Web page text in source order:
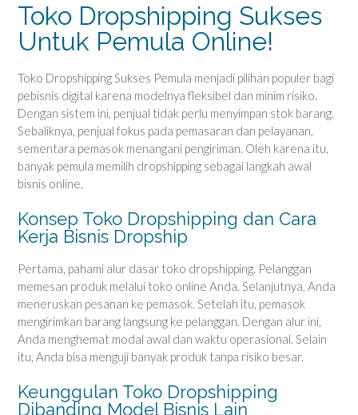
Toko Dropshipping Sukses
Untuk Pemula Online!
Toko Dropshipping Sukses Pemula menjadi pilihan populer bagi
pebisnis digital karena modelnya fleksibel dan minim risiko.
Dengan sistem ini, penjual tidak perlu menyimpan stok barang.
Sebaliknya, penjual fokus pada pemasaran dan pelayanan,
sementara pemasok menangani pengiriman. Oleh karena itu,
banyak pemula memilih dropshipping sebagai langkah awal
bisnis online.
Konsep Toko Dropshipping dan Cara
Kerja Bisnis Dropship
Pertama, pahami alur dasar toko dropshipping. Pelanggan
memesan produk melalui toko online Anda. Selanjutnya, Anda
meneruskan pesanan ke pemasok. Setelah itu, pemasok
mengirimkan barang langsung ke pelanggan. Dengan alur ini,
Anda menghemat modal awal dan waktu operasional. Selain
itu, Anda bisa menguji banyak produk tanpa risiko besar.
Keunggulan Toko Dropshipping
Dibanding Model Bisnis Lain